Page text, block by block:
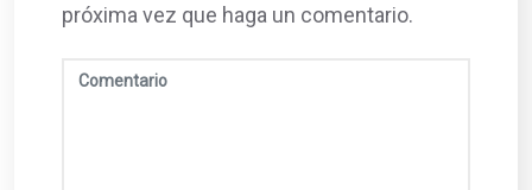
próxima vez que haga un comentario.